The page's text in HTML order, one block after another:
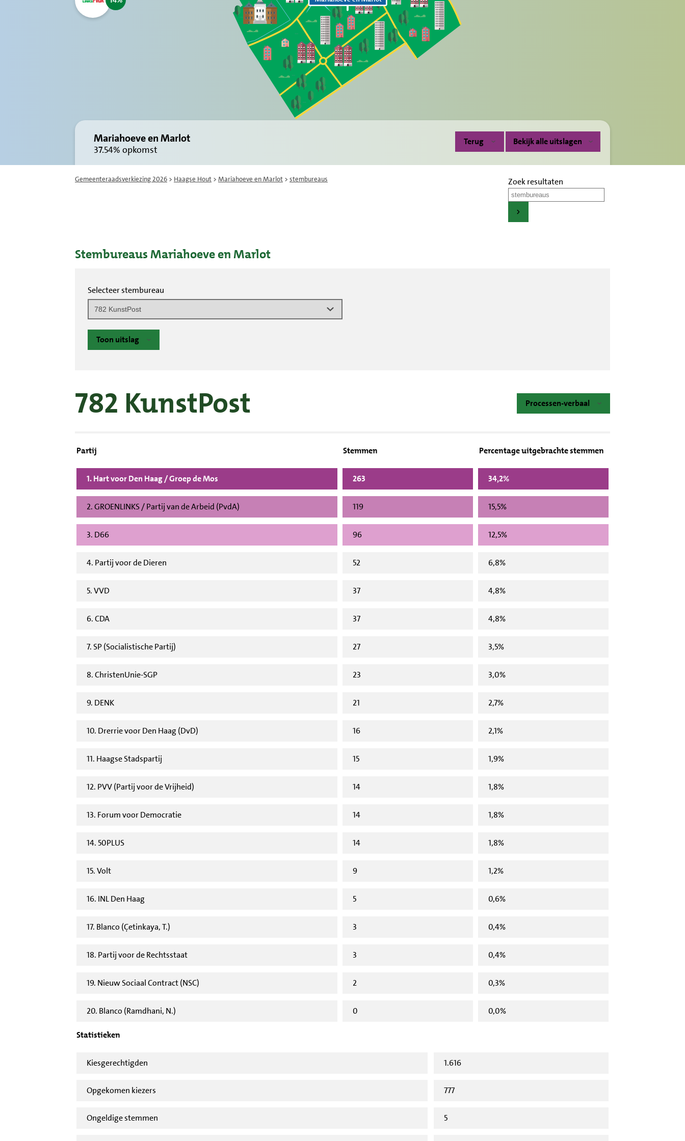
Mariahoeve en Marlot
37.54% opkomst
Terug Bekijk alle uitslagen
Gemeenteraadsverkiezing 2026 > Haagse Hout > Mariahoeve en Marlot > stembureaus Zoek resultaten
Stembureaus Mariahoeve en Marlot
Selecteer stembureau
Toon uitslag
782 KunstPost Processen-verbaal
Partij Stemmen Percentage uitgebrachte stemmen
1. Hart voor Den Haag / Groep de Mos 263 34,2%
2. GROENLINKS / Partij van de Arbeid (PvdA) 119 15,5%
3. D66 96 12,5%
4. Partij voor de Dieren 52 6,8%
5. VVD 37 4,8%
6. CDA 37 4,8%
7. SP (Socialistische Partij) 27 3,5%
8. ChristenUnie-SGP 23 3,0%
9. DENK 21 2,7%
10. Drerrie voor Den Haag (DvD) 16 2,1%
11. Haagse Stadspartij 15 1,9%
12. PVV (Partij voor de Vrijheid) 14 1,8%
13. Forum voor Democratie 14 1,8%
14. 50PLUS 14 1,8%
15. Volt 9 1,2%
16. INL Den Haag 5 0,6%
17. Blanco (Çetinkaya, T.) 3 0,4%
18. Partij voor de Rechtsstaat 3 0,4%
19. Nieuw Sociaal Contract (NSC) 2 0,3%
20. Blanco (Ramdhani, N.) 0 0,0%
Statistieken
Kiesgerechtigden 1.616
Opgekomen kiezers 777
Ongeldige stemmen 5